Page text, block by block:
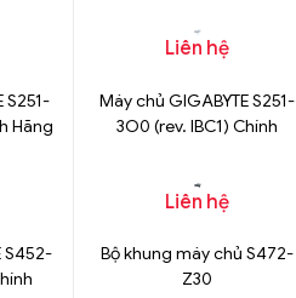
S251-
Hãng
Liên hệ
Máy chủ GIGABYTE S251-
3O0 (rev. IBC1) Chính
S452-
Liên hệ
Bộ khung máy chủ S472-
Z30